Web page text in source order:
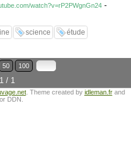
watch?v=rP2PWgnGn24 -
science étude
50 100
/ 1
. Theme created by idleman.frand
DDN.